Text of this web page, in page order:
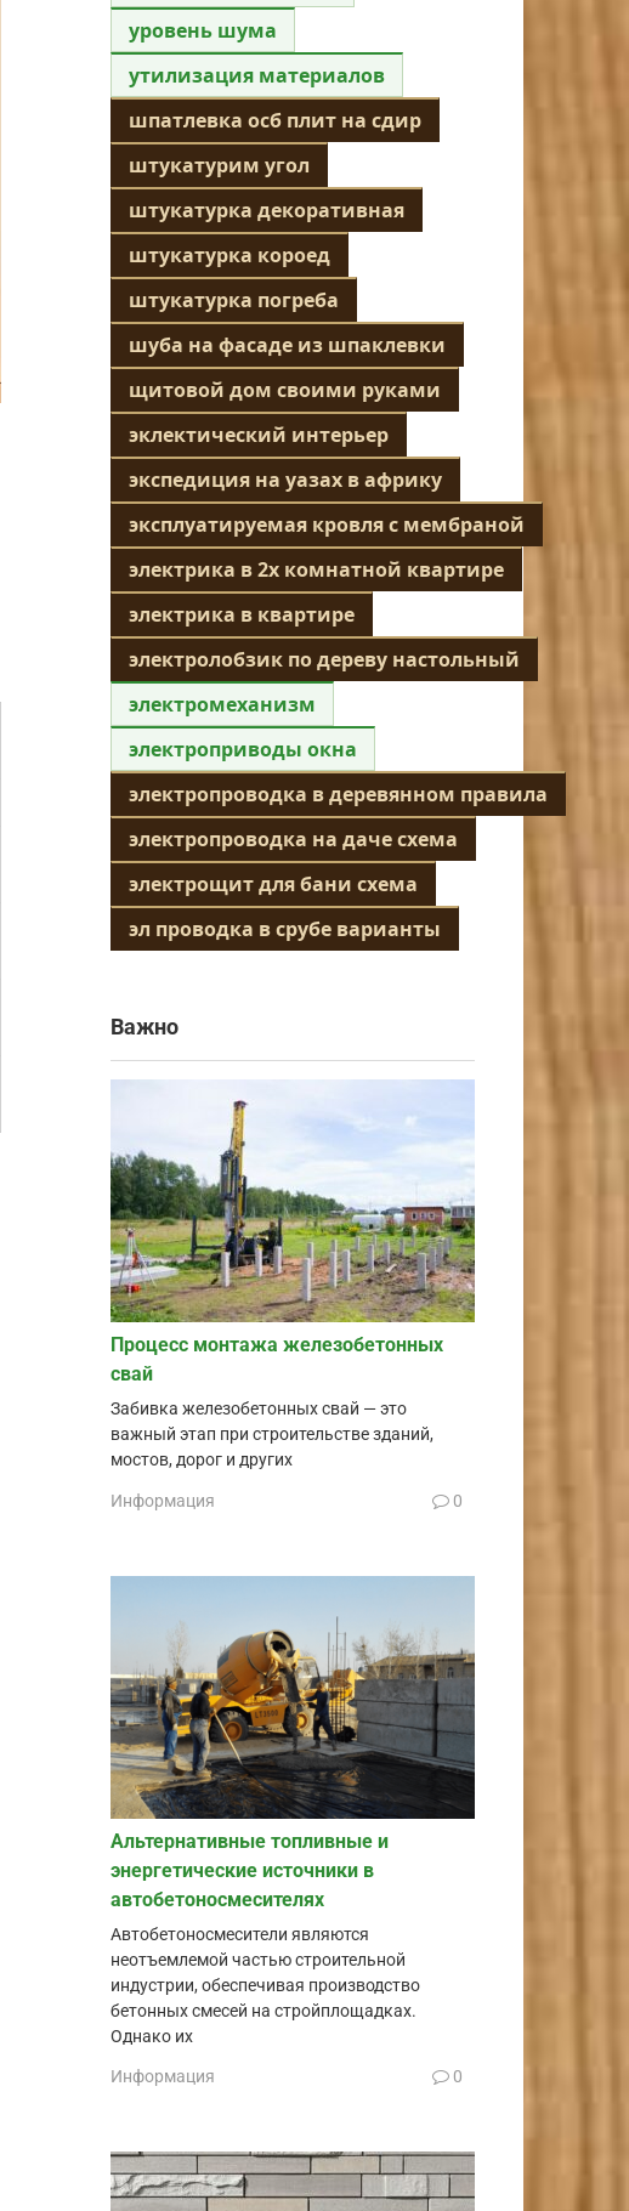
уровень шума
утилизация материалов
шпатлевка осб плит на сдир
штукатурим угол
штукатурка декоративная
штукатурка короед
штукатурка погреба
шуба на фасаде из шпаклевки
щитовой дом своими руками
эклектический интерьер
экспедиция на уазах в африку
эксплуатируемая кровля с мембраной
электрика в 2х комнатной квартире
электрика в квартире
электролобзик по дереву настольный
электромеханизм
электроприводы окна
электропроводка в деревянном правила
электропроводка на даче схема
электрощит для бани схема
эл проводка в срубе варианты
Важно
Процесс монтажа железобетонных
свай
Забивка железобетонных свай — это
важный этап при строительстве зданий,
мостов, дорог и других
Информация 0
Альтернативные топливные и
энергетические источники в
автобетоносмесителях
Автобетоносмесители являются
неотъемлемой частью строительной
индустрии, обеспечивая производство
бетонных смесей на стройплощадках.
Однако их
Информация 0